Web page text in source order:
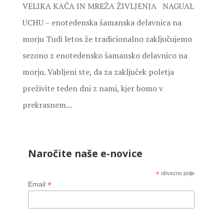
VELIKA KAČA IN MREŽA ŽIVLJENJA NAGUAL
UCHU – enotedenska šamanska delavnica na
morju Tudi letos že tradicionalno zaključujemo
sezono z enotedensko šamansko delavnico na
morju. Vabljeni ste, da za zaključek poletja
preživite teden dni z nami, kjer bomo v
prekrasnem...
Naročite naše e-novice
* obvezno polje
Email *